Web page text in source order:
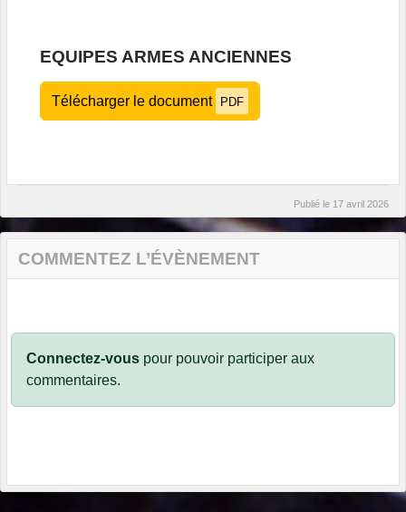
EQUIPES ARMES ANCIENNES
Télécharger le document PDF
Publié le 17 avril 2026
COMMENTEZ L’ÉVÈNEMENT
Connectez-vous pour pouvoir participer aux
commentaires.